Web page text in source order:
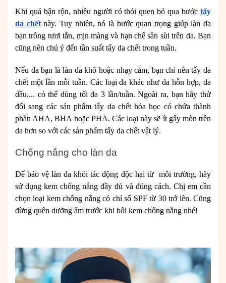
Khi quá bận rộn, nhiều người có thói quen bỏ qua bước tẩy
da chếtnày. Tuy nhiên, nó là bước quan trọng giúp làn da
bạn trông tươi tắn, mịn màng và hạn chế sần sùi trên da. Bạn
cũng nên chú ý đến tần suất tẩy da chết trong tuần.
Nếu da bạn là làn da khô hoặc nhạy cảm, bạn chỉ nên tẩy da
chết một lần mỗi tuần. Các loại da khác như da hỗn hợp, da
dầu,... có thể dùng tối đa 3 lần/tuần. Ngoài ra, bạn hãy thử
đổi sang các sản phẩm tẩy da chết hóa học có chứa thành
phần AHA, BHA hoặc PHA. Các loại này sẽ ít gây mòn trên
da hơn so với các sản phẩm tẩy da chết vật lý.
Chống nắng cho làn da
Để bảo vệ làn da khỏi tác động độc hại từ môi trường, hãy
sử dụng kem chống nắng đầy đủ và đúng cách. Chị em cần
chọn loại kem chống nắng có chỉ số SPF từ 30 trở lên. Cũng
đừng quên dưỡng ẩm trước khi bôi kem chống nắng nhé!